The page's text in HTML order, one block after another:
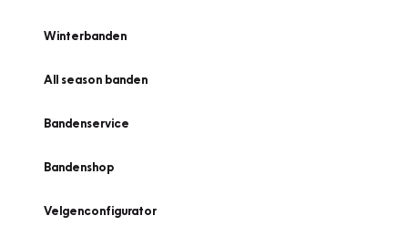
Winterbanden
All season banden
Bandenservice
Bandenshop
Velgenconfigurator